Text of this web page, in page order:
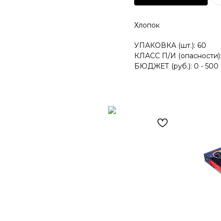
Хлопок
УПАКОВКА (шт.): 60
КЛАСС П/И
БЮДЖЕТ (руб.): 0 - 500